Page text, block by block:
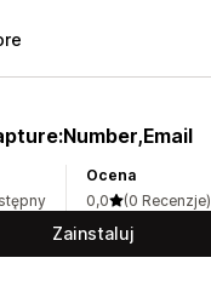
Ocena
0,0
(0 Recenzje)
Zainstaluj